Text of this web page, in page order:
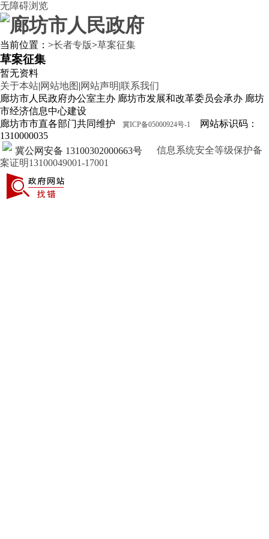
无障碍浏览
当前位置： >长者专版>草案征集
草案征集
暂无资料
关于本站|网站地图 |网站声明|联系我们
廊坊市人民政府办公室主办 廊坊市发展和改革委员会承办 廊坊
市经济信息中心建设
廊坊市市直各部门共同维护
冀ICP备05000924号-1
网站标识码：
1310000035
冀公网安备 13100302000663号
信息系统安全等级保护备
案证明13100049001-17001